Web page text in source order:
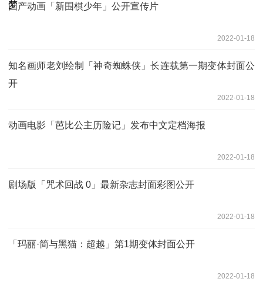
国产动画「新围棋少年」公开宣传片
2022-01-18
知名画师老刘绘制「神奇蜘蛛侠」长连载第一期变体封面公
开
2022-01-18
动画电影「芭比公主历险记」发布中文定档海报
2022-01-18
剧场版「咒术回战 0」最新杂志封面彩图公开
2022-01-18
「玛丽·简与黑猫：超越」第1期变体封面公开
2022-01-18